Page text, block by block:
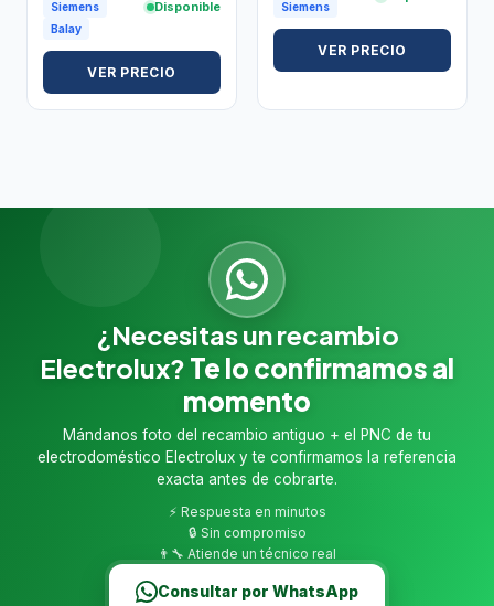
Siemens
Balay
Disponible
VER PRECIO
Siemens
VER PRECIO
¿Necesitas un recambio
Electrolux? Te lo confirmamos al
momento
Mándanos foto del recambio antiguo + el PNC de tu
electrodoméstico Electrolux y te confirmamos la referencia
exacta antes de cobrarte.
⚡ Respuesta en minutos
🔒 Sin compromiso
👨‍🔧 Atiende un técnico real
Consultar por WhatsApp